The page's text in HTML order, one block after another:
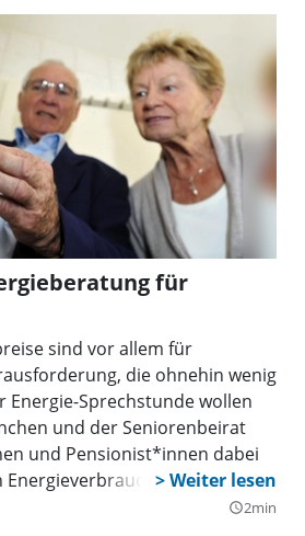
für
sind vor allem für
die ohnehin wenig
Energie-Sprechstunde wollen
und der Seniorenbeirat
und Pensionist*innen dabei
und somit
Beratung findet immer am
query_builder2min